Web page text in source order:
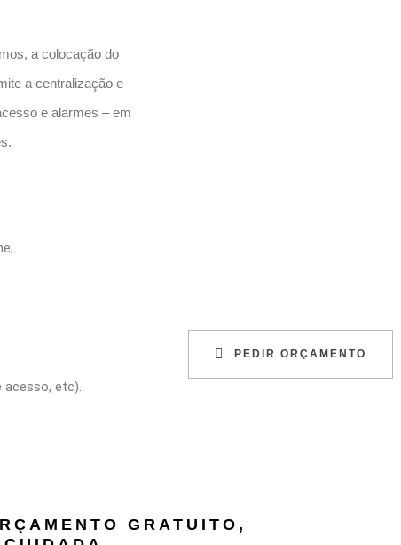
a colocação do
a centralização e
e alarmes – em
acesso, etc).
PEDIR ORÇAMENTO
GRATUITO,